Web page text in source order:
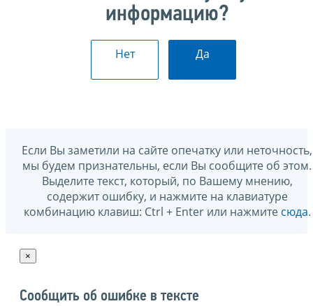
информацию?
Нет Да
Если Вы заметили на сайте опечатку или неточность,
мы будем признательны, если Вы сообщите об этом.
Выделите текст, который, по Вашему мнению,
содержит ошибку, и нажмите на клавиатуре
комбинацию клавиш: Ctrl + Enter или нажмите сюда.
×
Сообщить об ошибке в тексте